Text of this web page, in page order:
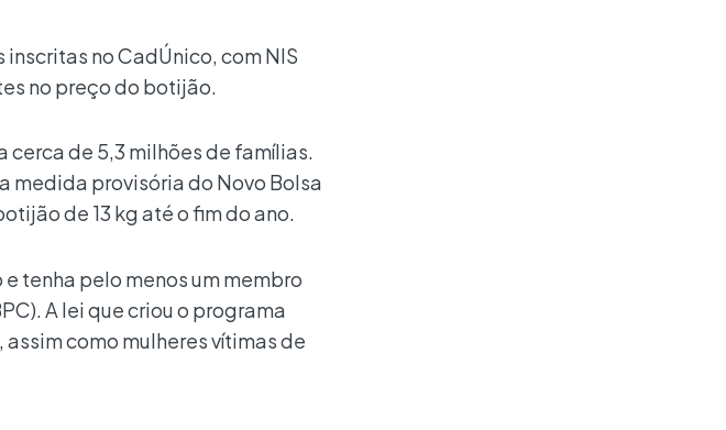
no CadÚnico, com NIS
no preço do botijão.
de 5,3 milhões de famílias.
medida provisória do Novo Bolsa
de 13 kg até o fim do ano.
tenha pelo menos um membro
A lei que criou o programa
como mulheres vítimas de